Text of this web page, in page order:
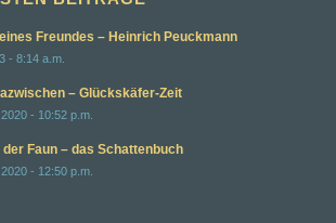
Freundes – Heinrich Peuckmann
- 8:14 a.m.
– Glückskäfer-Zeit
- 10:52 p.m.
der Faun – das Schattenbuch
- 12:50 p.m.